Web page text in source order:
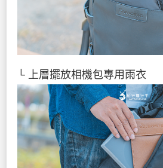
└ 上層擺放相機包專用雨衣